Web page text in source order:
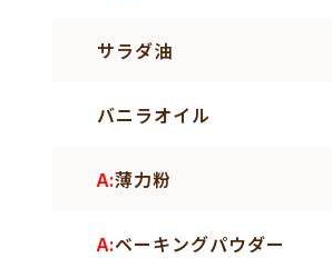
サラダ油
バニラオイル
A:薄力粉
A:ベーキングパウダー